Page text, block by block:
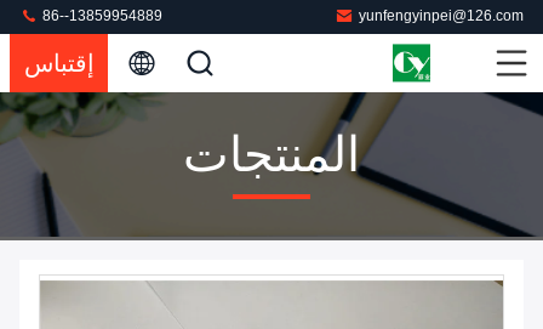
yunfengyinpei@126.com
86--13859954889
إقتباس
المنتجات